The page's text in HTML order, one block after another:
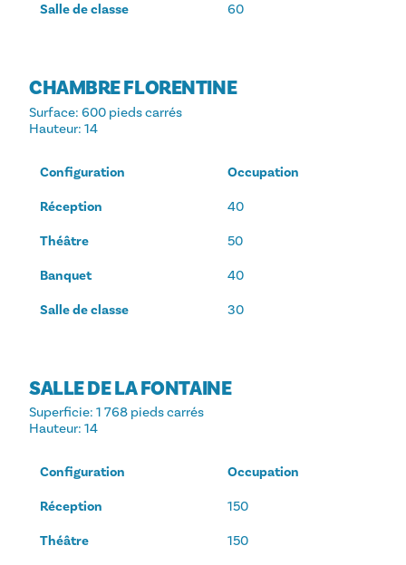
Salle de classe 60
CHAMBRE FLORENTINE
Surface: 600 pieds carrés
Hauteur: 14
Configuration Occupation
Réception 40
Théâtre 50
Banquet 40
Salle de classe 30
SALLE DE LA FONTAINE
Superficie: 1 768 pieds carrés
Hauteur: 14
Configuration Occupation
Réception 150
Théâtre 150